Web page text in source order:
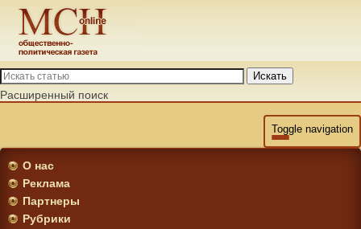
Искать
Расширенный поиск
Toggle navigation
О нас
Реклама
Партнеры
Рубрики